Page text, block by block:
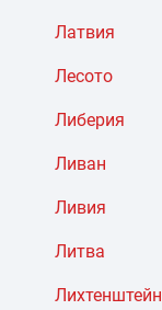
Латвия
Лесото
Либерия
Ливан
Ливия
Литва
Лихтенштейн